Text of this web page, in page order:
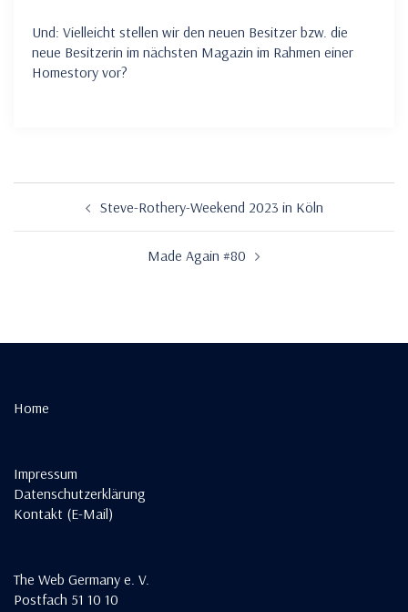
Und: Vielleicht stellen wir den neuen Besitzer bzw. die
neue Besitzerin im nächsten Magazin im Rahmen einer
Homestory vor?
Beitragsnavigation
Steve-Rothery-Weekend 2023 in Köln
Made Again #80
Home
Impressum
Datenschutzerklärung
Kontakt (E-Mail)
The Web Germany e. V.
Postfach 51 10 10